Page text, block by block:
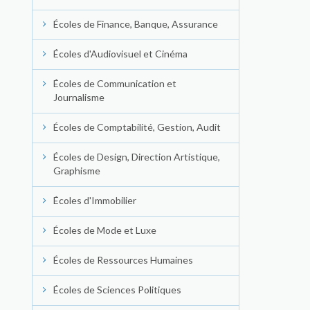
Écoles de Finance, Banque, Assurance
Écoles d'Audiovisuel et Cinéma
Écoles de Communication et
Journalisme
Écoles de Comptabilité, Gestion, Audit
Écoles de Design, Direction Artistique,
Graphisme
Écoles d'Immobilier
Écoles de Mode et Luxe
Écoles de Ressources Humaines
Écoles de Sciences Politiques